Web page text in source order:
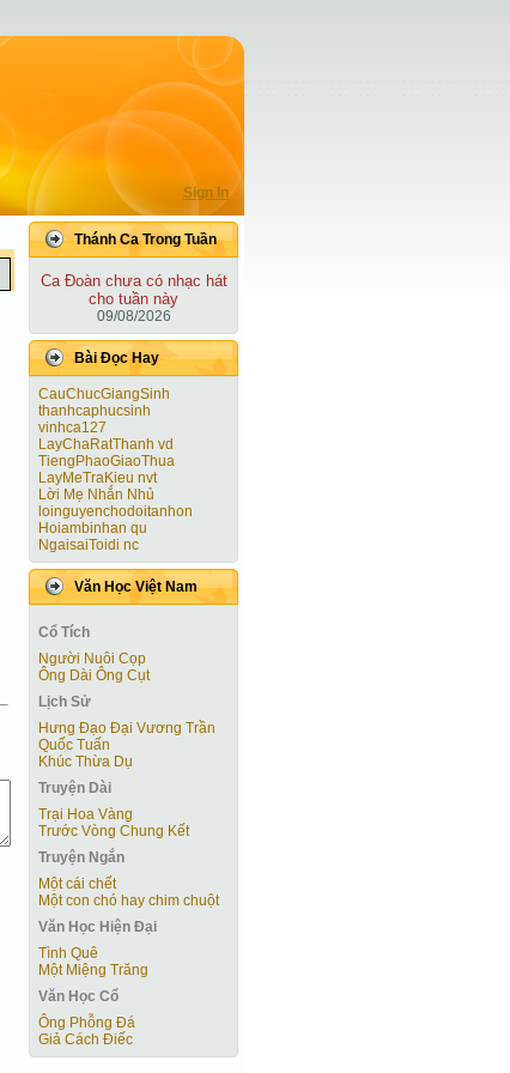
Sign In
Thánh Ca Trong Tuần
Ca Ðoàn chưa có nhạc hát
cho tuần này
09/08/2026
Bài Ðọc Hay
CauChucGiangSinh
thanhcaphucsinh
vinhca127
LayChaRatThanh vd
TiengPhaoGiaoThua
LayMeTraKieu nvt
Lời Mẹ Nhắn Nhủ
loinguyenchodoitanhon
Hoiambinhan qu
NgaisaiToidi nc
Văn Học Việt Nam
Cổ Tích
Người Nuôi Cọp
Ông Dài Ông Cụt
Lịch Sử
Hưng Đạo Đại Vương Trần
Quốc Tuấn
Khúc Thừa Dụ
Truyện Dài
Trại Hoa Vàng
Trước Vòng Chung Kết
Truyện Ngắn
Một cái chết
Một con chó hay chim chuột
Văn Học Hiện Ðại
Tình Quê
Một Miệng Trăng
Văn Học Cổ
Ông Phỗng Đá
Giả Cách Điếc